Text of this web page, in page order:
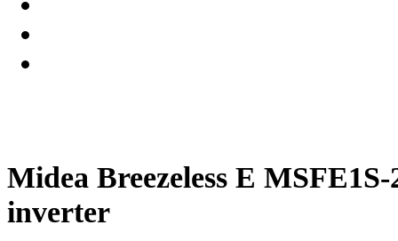
Midea Breezeless E
inverter